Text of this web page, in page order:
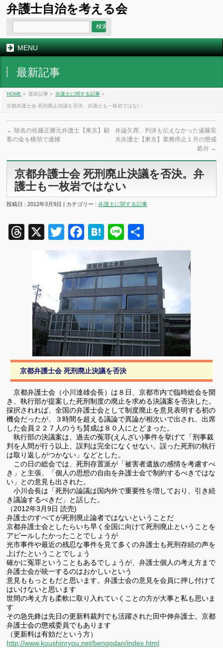
弁護士自治を考える会
MENU
最新記事
HOME » 最新記事 » 弁護士に関する記事 »
京都弁護士会 死刑廃止決議を否決。弁護士も一枚岩ではない
← 除名の佐藤正勝元弁護士【東京】顧
客の金を横領で逮捕
弁論欠席、判決も伝えなかった遠藤安
夫弁護士【東京】業務停止１月の懲戒
処分 →
京都弁護士会 死刑廃止決議を否決。弁
護士も一枚岩ではない
投稿日 : 2012年3月9日 | カテゴリー :弁護士に関する記事
Threads
X TwitterFacebook
Hatena
Line
有
京都弁護士会 死刑廃止決議を否決
京都弁護士会（小川達雄会長）は８日、京都市内で臨時総会を開
き、執行部が提案した死刑制度の廃止を求める決議案を否決した。
採択されれば、全国の弁護士会として制度廃止を意見表明する初の
機会だったが、３時間を超える議論で異論が相次いで出され、出席
した会員２２７人のうち賛成は８０人にとどまった。
執行部の決議案は、過去の冤罪(えんざい)事件を挙げて「刑事裁
判を人間が行う以上、誤判は完全になくせない。誤った死刑の執行
は取り返しがつかない」などとした。
この日の総会では、死刑存置派が「被害者遺族の感情を考慮すべ
き」と主張、「個人の思想の自由を弁護士会で制約するべきではな
い」との意見も出された。
小川会長は「死刑の論議は国内外で重要性を増しており、引き続
き議論するべきだ」と話した。
（2012年3月9日 読売)
弁護士のすべてが死刑廃止論者ではないということだ
京都弁護士会としたらいち早く全国に向けて死刑廃止ということを
アピールしたかったことでしょうが
光市事件や最近の残忍な事件を見て多くの弁護士も死刑存続の声を
上げたということでしょう
確かに冤罪ということもあるでしょうが、弁護士個人の考え方まで
弁護士会が統一するのはおかしいという
意見ももっともだと思います。弁護士会の意見を会員に押し付けて
はいけないと思います
世間の考え方も柔軟に取り入れていくことの方が大事と私も思いま
す
その急先鋒は先日の更新料裁判でも活躍された田中伸弁護士。京都
弁護士会の懲戒委員でもあります
（更新料は有効だという方）
http://www.koushinryou.net/bengodan/index.html